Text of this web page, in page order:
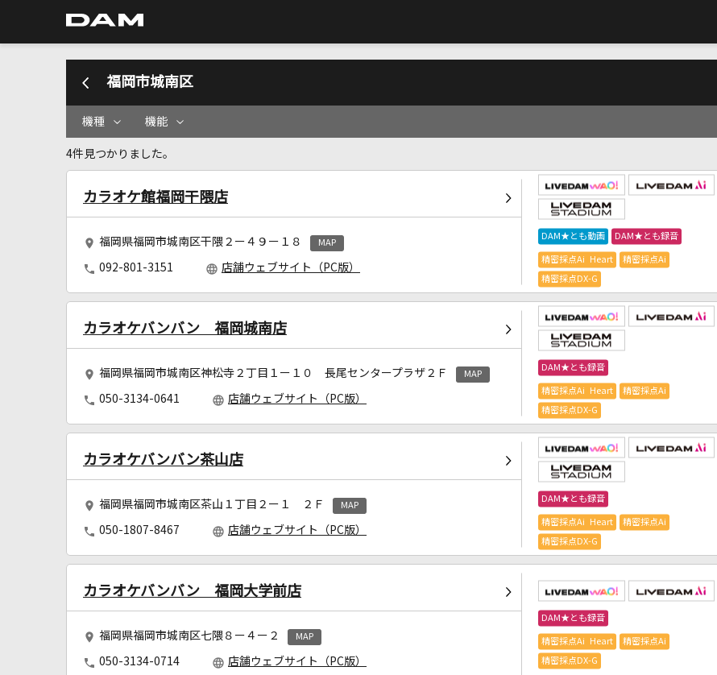
福岡市城南区
機種 機能
4件見つかりました。
カラオケ館福岡干隈店
福岡県福岡市城南区干隈２ー４９ー１８ MAP
092-801-3151 店舗ウェブサイト（PC版）
DAM★とも動画 DAM★とも録音
精密採点Ai Heart 精密採点Ai
精密採点DX-G
カラオケバンバン 福岡城南店
福岡県福岡市城南区神松寺２丁目１ー１０ 長尾センタープラザ２Ｆ MAP
050-3134-0641 店舗ウェブサイト（PC版）
DAM★とも録音
精密採点Ai Heart 精密採点Ai
精密採点DX-G
カラオケバンバン茶山店
福岡県福岡市城南区茶山１丁目２ー１ ２Ｆ MAP
050-1807-8467 店舗ウェブサイト（PC版）
DAM★とも録音
精密採点Ai Heart 精密採点Ai
精密採点DX-G
カラオケバンバン 福岡大学前店
福岡県福岡市城南区七隈８ー４ー２ MAP
050-3134-0714 店舗ウェブサイト（PC版）
DAM★とも録音
精密採点Ai Heart 精密採点Ai
精密採点DX-G